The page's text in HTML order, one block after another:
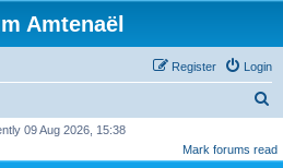
Amtenaël
Login
Register
a
09 Aug 2026, 15:38
Mark forums read